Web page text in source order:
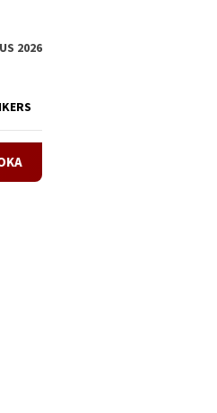
2026
Metra-Net Perkuat Kesiapan